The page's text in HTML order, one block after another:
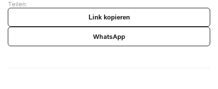
Teilen:
Link kopieren
WhatsApp